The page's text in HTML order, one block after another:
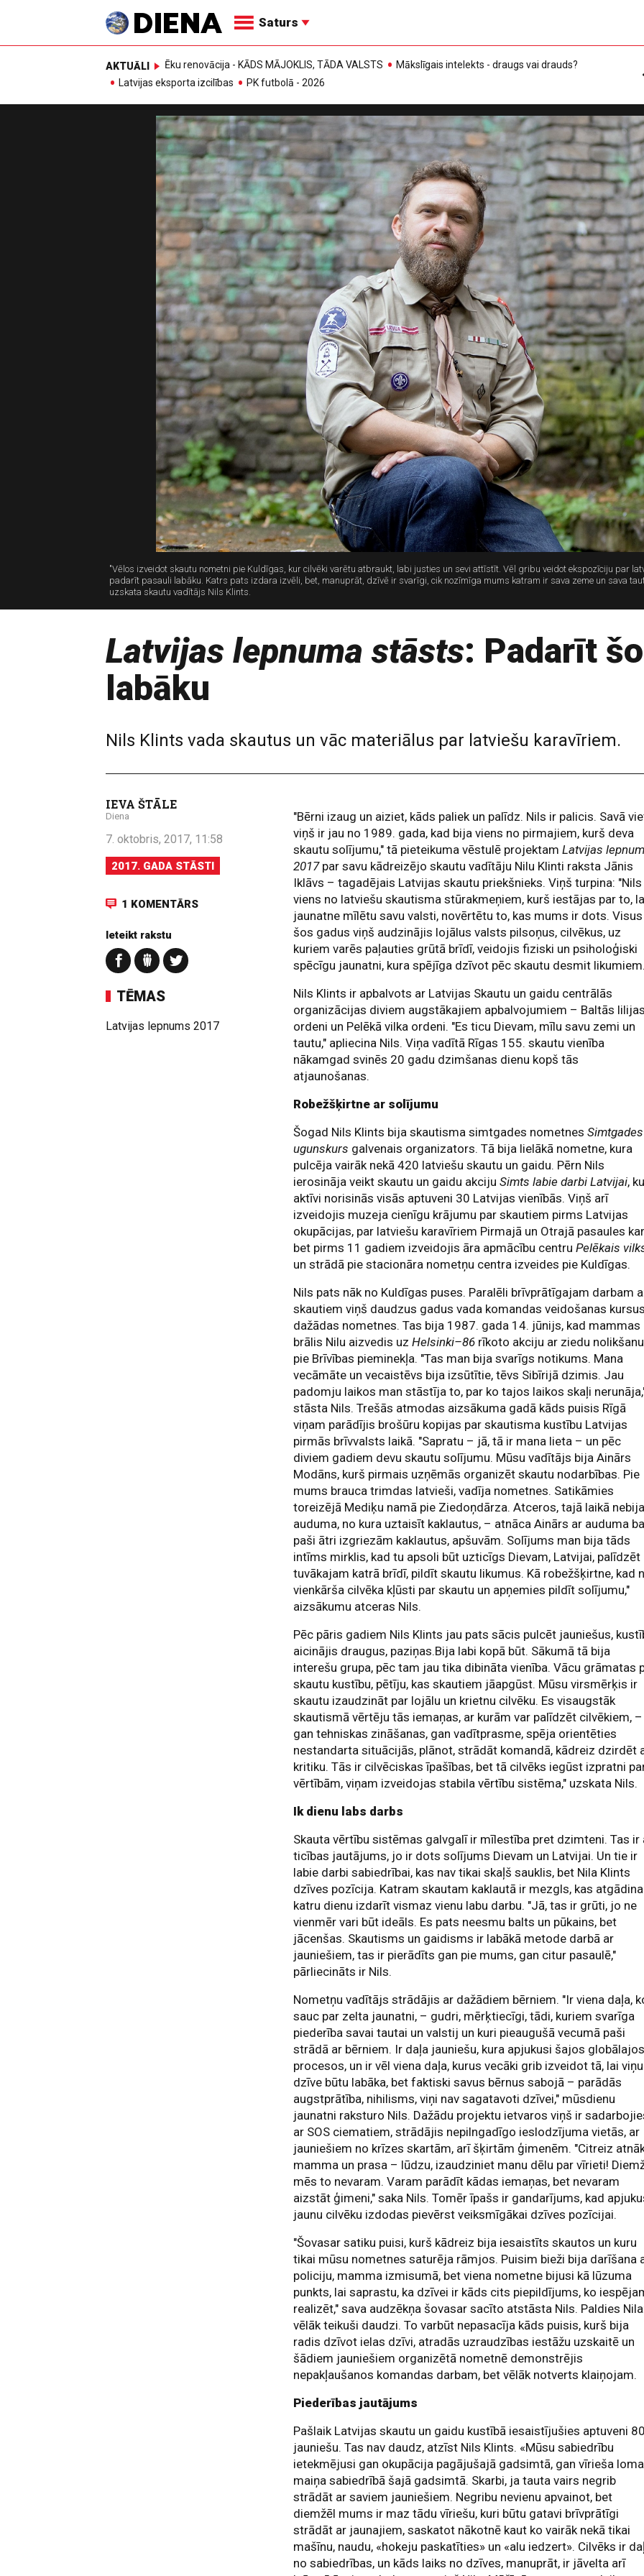
Saturs
AKTUĀLI Ēku renovācija - KĀDS MĀJOKLIS, TĀDA VALSTS
Mākslīgais intelekts - draugs vai drauds?
Latvijas eksporta izcilības
PK futbolā - 2026
"Vēlos izveidot skautu nometni pie Kuldīgas, kur cilvēki varētu atbraukt, labi justies un sevi attīstīt. Vēl gribu veidot ekspozīciju par
padarīt pasauli labāku. Katrs pats izdara izvēli, bet, manuprāt, dzīvē ir svarīgi, cik nozīmīga mums katram ir sava zeme un sava
uzskata skautu vadītājs Nils Klints.
Latvijas lepnuma stāsts: Padarīt
labāku
Nils Klints vada skautus un vāc materiālus par latviešu karavīriem.
IEVA ŠTĀLE
Diena
7. oktobris, 2017, 11:58
2017. GADA STĀSTI
1 KOMENTĀRS
Ieteikt rakstu
TĒMAS
Latvijas lepnums 2017
"Bērni izaug un aiziet, kāds paliek un palīdz. Nils ir palicis. Savā
viņš ir jau no 1989. gada, kad bija viens no pirmajiem, kurš deva
skautu solījumu," tā pieteikuma vēstulē projektamLatvijas
2017par savu kādreizējo skautu vadītāju Nilu Klinti raksta Jānis
Iklāvs – tagadējais Latvijas skautu priekšnieks. Viņš turpina:
viens no latviešu skautisma stūrakmeņiem, kurš iestājas par to,
jaunatne mīlētu savu valsti, novērtētu to, kas mums ir dots. Visus
šos gadus viņš audzinājis lojālus valsts pilsoņus, cilvēkus, uz
kuriem varēs paļauties grūtā brīdī, veidojis fiziski un psiholoģiski
spēcīgu jaunatni, kura spējīga dzīvot pēc skautu desmit
Nils Klints ir apbalvots ar Latvijas Skautu un gaidu centrālās
organizācijas diviem augstākajiem apbalvojumiem – Baltās lilijas
ordeni un Pelēkā vilka ordeni. "Es ticu Dievam, mīlu savu zemi un
tautu," apliecina Nils. Viņa vadītā Rīgas 155. skautu vienība
nākamgad svinēs 20 gadu dzimšanas dienu kopš tās
atjaunošanas.
Robežšķirtne ar solījumu
Šogad Nils Klints bija skautisma simtgades nometnesSimtgades
ugunskurs galvenais organizators. Tā bija lielākā nometne, kura
pulcēja vairāk nekā 420 latviešu skautu un gaidu. Pērn Nils
ierosināja veikt skautu un gaidu akcijuSimts labie darbi Latvijai,
aktīvi norisinās visās aptuveni 30 Latvijas vienībās. Viņš arī
izveidojis muzeja cienīgu krājumu par skautiem pirms Latvijas
okupācijas, par latviešu karavīriem Pirmajā un Otrajā pasaules
bet pirms 11 gadiem izveidojis āra apmācību centruPelēkais
un strādā pie stacionāra nometņu centra izveides pie Kuldīgas.
Nils pats nāk no Kuldīgas puses. Paralēli brīvprātīgajam darbam
skautiem viņš daudzus gadus vada komandas veidošanas
dažādas nometnes. Tas bija 1987. gada 14. jūnijs, kad mammas
brālis Nilu aizvedis uzHelsinki–86 rīkoto akciju ar ziedu nolikšanu
pie Brīvības pieminekļa. "Tas man bija svarīgs notikums. Mana
vecāmāte un vecaistēvs bija izsūtītie, tēvs Sibīrijā dzimis. Jau
padomju laikos man stāstīja to, par ko tajos laikos skaļi
stāsta Nils. Trešās atmodas aizsākuma gadā kāds puisis Rīgā
viņam parādījis brošūru kopijas par skautisma kustību Latvijas
pirmās brīvvalsts laikā. "Sapratu – jā, tā ir mana lieta – un pēc
diviem gadiem devu skautu solījumu. Mūsu vadītājs bija Ainārs
Modāns, kurš pirmais uzņēmās organizēt skautu nodarbības. Pie
mums brauca trimdas latvieši, vadīja nometnes. Satikāmies
toreizējā Mediķu namā pie Ziedoņdārza. Atceros, tajā laikā nebija
auduma, no kura uztaisīt kaklautus, – atnāca Ainārs ar auduma
paši ātri izgriezām kaklautus, apšuvām. Solījums man bija tāds
intīms mirklis, kad tu apsoli būt uzticīgs Dievam, Latvijai, palīdzēt
tuvākajam katrā brīdī, pildīt skautu likumus. Kā robežšķirtne, kad
vienkārša cilvēka kļūsti par skautu un apņemies pildīt solījumu,"
aizsākumu atceras Nils.
Pēc pāris gadiem Nils Klints jau pats sācis pulcēt jauniešus,
aicinājis draugus, paziņas.Bija labi kopā būt. Sākumā tā bija
interešu grupa, pēc tam jau tika dibināta vienība. Vācu grāmatas
skautu kustību, pētīju, kas skautiem jāapgūst. Mūsu virsmērķis ir
skautu izaudzināt par lojālu un krietnu cilvēku. Es visaugstāk
skautismā vērtēju tās iemaņas, ar kurām var palīdzēt cilvēkiem, –
gan tehniskas zināšanas, gan vadītprasme, spēja orientēties
nestandarta situācijās, plānot, strādāt komandā, kādreiz dzirdēt
kritiku. Tās ir cilvēciskas īpašības, bet tā cilvēks iegūst izpratni
vērtībām, viņam izveidojas stabila vērtību sistēma," uzskata Nils.
Ik dienu labs darbs
Skauta vērtību sistēmas galvgalī ir mīlestība pret dzimteni. Tas ir
ticības jautājums, jo ir dots solījums Dievam un Latvijai. Un tie ir
labie darbi sabiedrībai, kas nav tikai skaļš sauklis, bet Nila Klints
dzīves pozīcija. Katram skautam kaklautā ir mezgls, kas atgādina
katru dienu izdarīt vismaz vienu labu darbu. "Jā, tas ir grūti, jo ne
vienmēr vari būt ideāls. Es pats neesmu balts un pūkains, bet
jācenšas. Skautisms un gaidisms ir labākā metode darbā ar
jauniešiem, tas ir pierādīts gan pie mums, gan citur pasaulē,"
pārliecināts ir Nils.
Nometņu vadītājs strādājis ar dažādiem bērniem. "Ir viena daļa,
sauc par zelta jaunatni, – gudri, mērķtiecīgi, tādi, kuriem svarīga
piederība savai tautai un valstij un kuri pieaugušā vecumā paši
strādā ar bērniem. Ir daļa jauniešu, kura apjukusi šajos globālajos
procesos, un ir vēl viena daļa, kurus vecāki grib izveidot tā, lai viņu
dzīve būtu labāka, bet faktiski savus bērnus sabojā – parādās
augstprātība, nihilisms, viņi nav sagatavoti dzīvei," mūsdienu
jaunatni raksturo Nils. Dažādu projektu ietvaros viņš ir
ar SOS ciematiem, strādājis nepilngadīgo ieslodzījuma vietās, ar
jauniešiem no krīzes skartām, arī šķirtām ģimenēm. "Citreiz
mamma un prasa – lūdzu, izaudziniet manu dēlu par vīrieti!
mēs to nevaram. Varam parādīt kādas iemaņas, bet nevaram
aizstāt ģimeni," saka Nils. Tomēr īpašs ir gandarījums, kad
jaunu cilvēku izdodas pievērst veiksmīgākai dzīves pozīcijai.
"Šovasar satiku puisi, kurš kādreiz bija iesaistīts skautos un kuru
tikai mūsu nometnes saturēja rāmjos. Puisim bieži bija darīšana
policiju, mamma izmisumā, bet viena nometne bijusi kā lūzuma
punkts, lai saprastu, ka dzīvei ir kāds cits piepildījums, ko
realizēt," sava audzēkņa šovasar sacīto atstāsta Nils. Paldies
vēlāk teikuši daudzi. To varbūt nepasacīja kāds puisis, kurš bija
radis dzīvot ielas dzīvi, atradās uzraudzības iestāžu uzskaitē un
šādiem jauniešiem organizētā nometnē demonstrējis
nepakļaušanos komandas darbam, bet vēlāk notverts klaiņojam.
Piederības jautājums
Pašlaik Latvijas skautu un gaidu kustībā iesaistījušies aptuveni
jauniešu. Tas nav daudz, atzīst Nils Klints. «Mūsu sabiedrību
ietekmējusi gan okupācija pagājušajā gadsimtā, gan vīrieša
maiņa sabiedrībā šajā gadsimtā. Skarbi, ja tauta vairs negrib
strādāt ar saviem jauniešiem. Negribu nevienu apvainot, bet
diemžēl mums ir maz tādu vīriešu, kuri būtu gatavi brīvprātīgi
strādāt ar jaunajiem, saskatot nākotnē kaut ko vairāk nekā tikai
mašīnu, naudu, «hokeju paskatīties» un «alu iedzert». Cilvēks ir
no sabiedrības, un kāds laiks no dzīves, manuprāt, ir jāvelta arī